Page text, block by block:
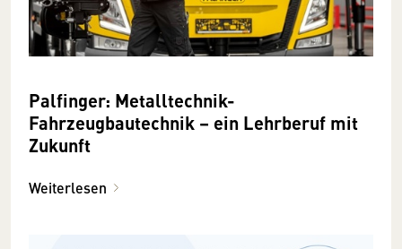
Palfinger: Metalltechnik-
Fahrzeugbautechnik – ein Lehrberuf mit
Zukunft
Weiterlesen